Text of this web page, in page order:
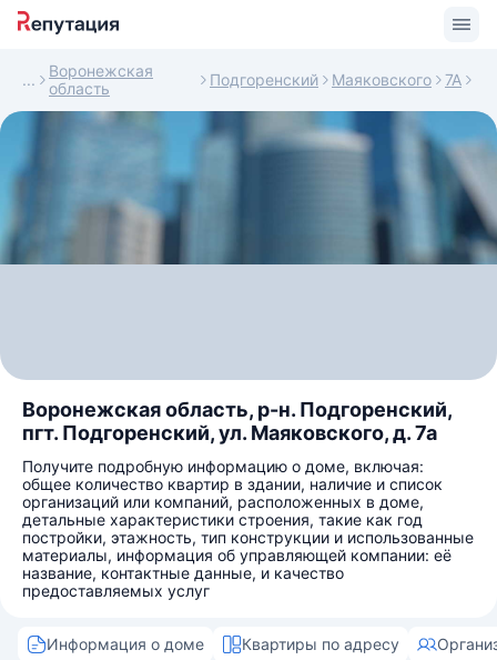
Воронежская
область
Подгоренский Маяковского 7А
Воронежская область, р-н. Подгоренский,
пгт. Подгоренский, ул. Маяковского, д. 7а
Получите подробную информацию о доме, включая:
общее количество квартир в здании, наличие и список
организаций или компаний, расположенных в доме,
детальные характеристики строения, такие как год
постройки, этажность, тип конструкции и использованные
материалы, информация об управляющей компании: её
название, контактные данные, и качество
предоставляемых услуг
Информация о доме Квартиры по адресу